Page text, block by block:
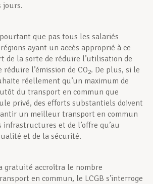
jours.
que pas tous les salariés
ayant un accès approprié à ce
de la sorte de réduire l’utilisation de
l’émission de CO2. De plus, si le
réellement qu’un maximum de
du transport en commun que
privé, des efforts substantiels doivent
un meilleur transport en commun
et de l’offre qu’au
et de la sécurité.
gratuité accroîtra le nombre
en commun, le LCGB s’interroge